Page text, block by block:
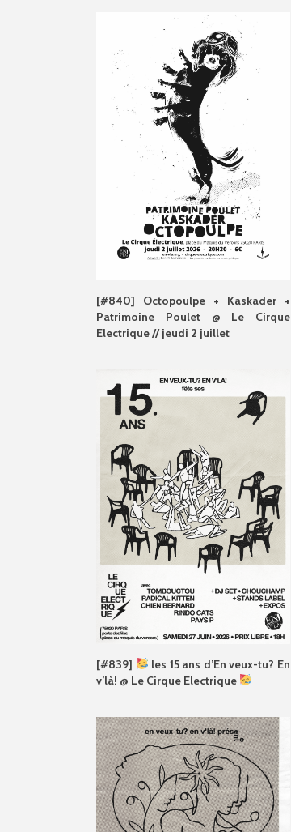
[#840] Octopoulpe + Kaskader +
Patrimoine Poulet @ Le Cirque
Electrique // jeudi 2 juillet
[#839]
les 15 ans d’En veux-tu? En
v’là! @ Le Cirque Electrique